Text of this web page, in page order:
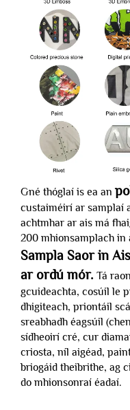
Gné thóglaí is ea an
custaiméirí ar samplaí
achtmhar ar ais má
200 mhionsamplach in
Sampla Saor in
ar ordú mór. Tá
gcuideachta, cosúil le
dhigiteach, priontáil
sreabhadh éagsúil
sídheoirí cré, cur
criosta, níl aigéad,
briogáid theibrithe, ag
do mhionsonraí éadaí.